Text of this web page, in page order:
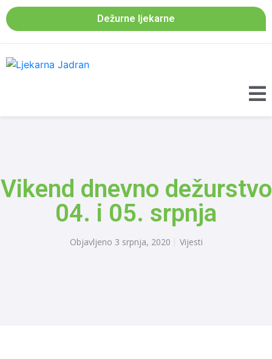
Dežurne ljekarne
Vikend dnevno dežurstvo
04. i 05. srpnja
Objavljeno 3 srpnja, 2020 Vijesti